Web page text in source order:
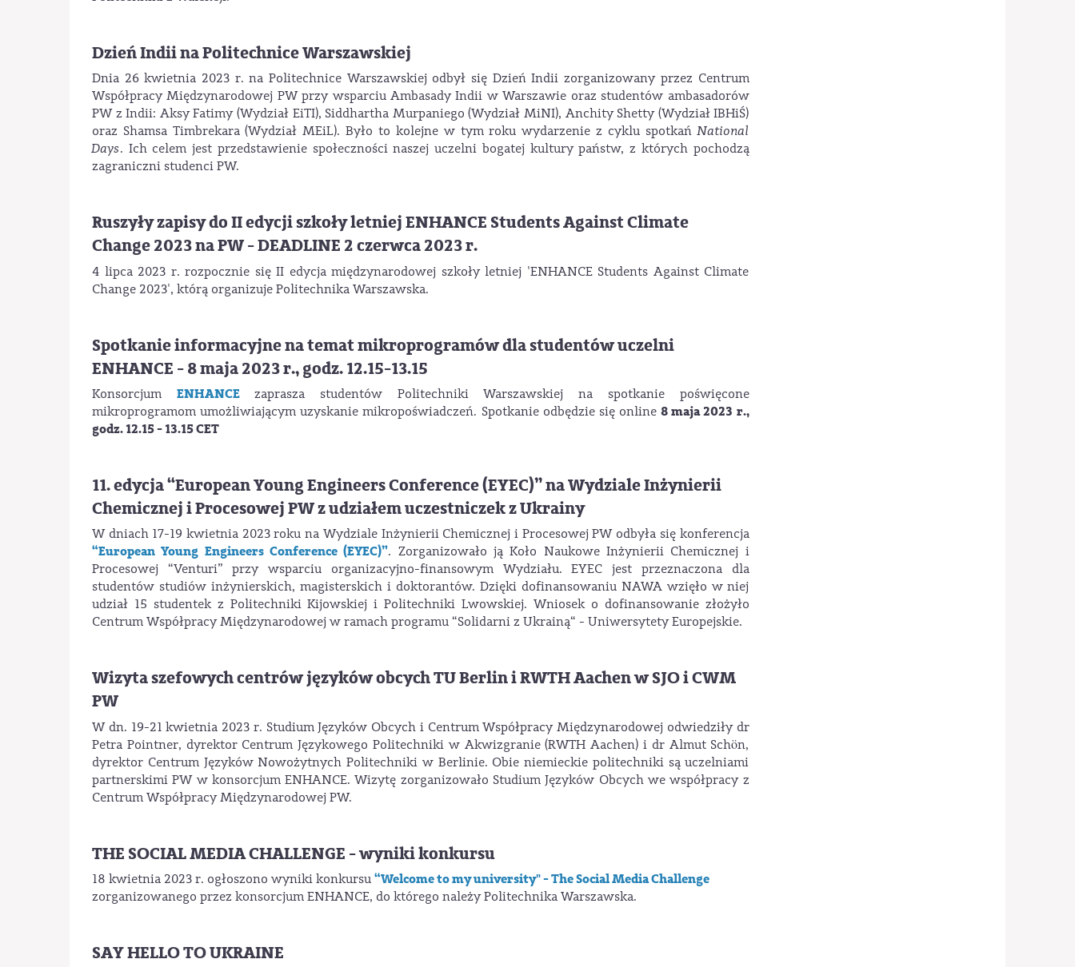
Dzień Indii na Politechnice Warszawskiej
Dnia 26 kwietnia 2023 r. na Politechnice Warszawskiej odbył się Dzień Indii zorganizowany przez Centrum
Współpracy Międzynarodowej PW przy wsparciu Ambasady Indii w Warszawie oraz studentów ambasadorów
PW z Indii: Aksy Fatimy (Wydział EiTI), Siddhartha Murpaniego (Wydział MiNI), Anchity Shetty (Wydział IBHiŚ)
oraz Shamsa Timbrekara (Wydział MEiL). Było to kolejne w tym roku wydarzenie z cyklu spotkańNational
Days. Ich celem jest przedstawienie społeczności naszej uczelni bogatej kultury państw, z których pochodzą
zagraniczni studenci PW.
Ruszyły zapisy do II edycji szkoły letniej ENHANCE Students Against Climate
Change 2023 na PW - DEADLINE 2 czerwca 2023 r.
4 lipca 2023 r. rozpocznie się II edycja międzynarodowej szkoły letniej 'ENHANCE Students Against Climate
Change 2023', którą organizuje Politechnika Warszawska.
Spotkanie informacyjne na temat mikroprogramów dla studentów uczelni
ENHANCE - 8 maja 2023 r., godz. 12.15-13.15
Konsorcjum ENHANCEzaprasza studentów Politechniki Warszawskiej na spotkanie poświęcone
mikroprogramom umożliwiającym uzyskanie mikropoświadczeń. Spotkanie odbędzie się online8 maja 2023 r.,
godz. 12.15 - 13.15 CET
11. edycja “European Young Engineers Conference (EYEC)” na Wydziale Inżynierii
Chemicznej i Procesowej PW z udziałem uczestniczek z Ukrainy
W dniach 17-19 kwietnia 2023 roku na Wydziale Inżynierii Chemicznej i Procesowej PW odbyła się konferencja
“European Young Engineers Conference (EYEC)”. Zorganizowało ją Koło Naukowe Inżynierii Chemicznej i
Procesowej “Venturi” przy wsparciu organizacyjno-finansowym Wydziału. EYEC jest przeznaczona dla
studentów studiów inżynierskich, magisterskich i doktorantów. Dzięki dofinansowaniu NAWA wzięło w niej
udział 15 studentek z Politechniki Kijowskiej i Politechniki Lwowskiej. Wniosek o dofinansowanie złożyło
Centrum Współpracy Międzynarodowej w ramach programu “Solidarni z Ukrainą“ - Uniwersytety Europejskie.
Wizyta szefowych centrów języków obcych TU Berlin i RWTH Aachen w SJO i CWM
PW
W dn. 19-21 kwietnia 2023 r. Studium Języków Obcych i Centrum Współpracy Międzynarodowej odwiedziły dr
Petra Pointner, dyrektor Centrum Językowego Politechniki w Akwizgranie (RWTH Aachen) i dr Almut Schön,
dyrektor Centrum Języków Nowożytnych Politechniki w Berlinie. Obie niemieckie politechniki są uczelniami
partnerskimi PW w konsorcjum ENHANCE. Wizytę zorganizowało Studium Języków Obcych we współpracy z
Centrum Współpracy Międzynarodowej PW.
THE SOCIAL MEDIA CHALLENGE - wyniki konkursu
18 kwietnia 2023 r. ogłoszono wyniki konkursu “Welcome to my university" - The Social Media Challenge
zorganizowanego przez konsorcjum ENHANCE, do którego należy Politechnika Warszawska.
SAY HELLO TO UKRAINE